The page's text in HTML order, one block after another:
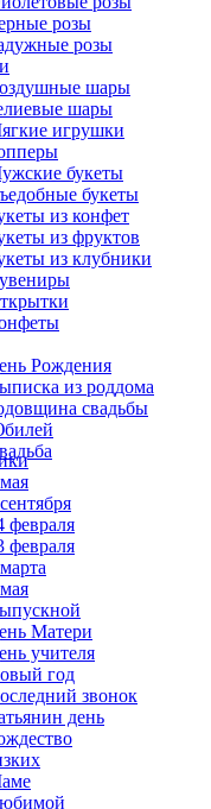
розы
розы
шары
шары
игрушки
букеты
букеты
из конфет
из фруктов
из клубники
Рождения
из роддома
свадьбы
февраля
февраля
Матери
учителя
год
звонок
день